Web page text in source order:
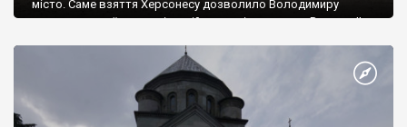
місто. Саме взяття Херсонесу дозволило Володимиру
диктувати свої умови візантійському імператору Василю ІІ, та
Херсонесі Володимир-язичник, став Василем-християнином.
А потім було Хрещення Русі. На честь Херсонесу Таврійського